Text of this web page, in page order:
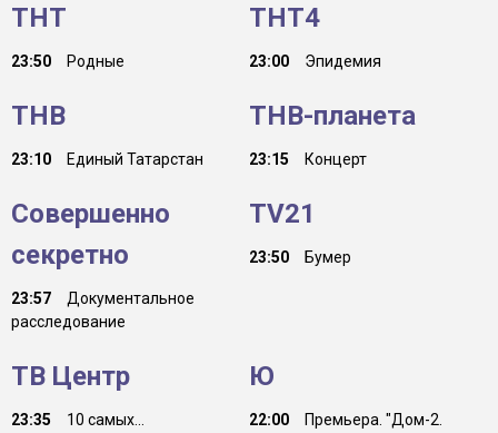
ТНТ
23:50 Родные
ТНТ4
23:00 Эпидемия
ТНВ
23:10 Единый Татарстан
ТНВ-планета
23:15 Концерт
Совершенно
секретно
23:57
Документальное
расследование
TV21
23:50 Бумер
ТВ Центр
23:35 10 самых...
Ю
22:00
Премьера. "Дом-2.